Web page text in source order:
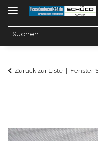
Zurück zur Liste Fenster